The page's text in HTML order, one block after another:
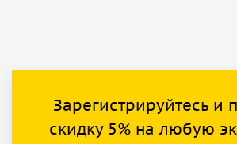
Зарегистрируйтесь и
скидку 5% на любую